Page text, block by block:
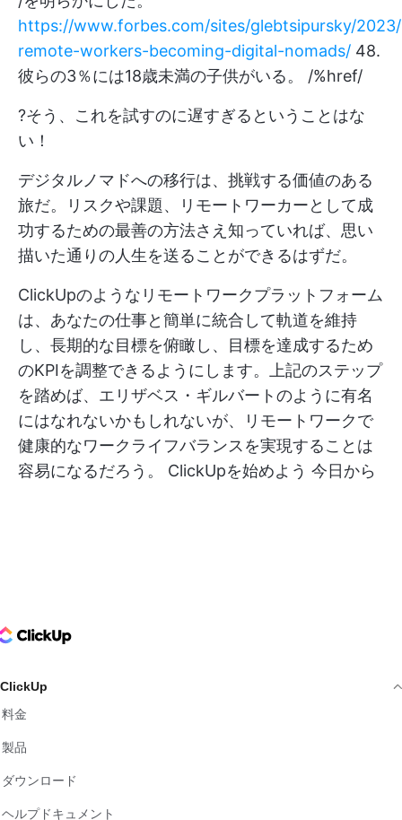
https://www.forbes.com/sites/glebtsipursky/
remote-workers-becoming-digital-nomads/ 48.
彼らの3％には18歳未満の子供がいる。 /%href/
?そう、これを試すのに遅すぎるということはな
い！
デジタルノマドへの移行は、挑戦する価値のある
旅だ。リスクや課題、リモートワーカーとして成
功するための最善の方法さえ知っていれば、思い
描いた通りの人生を送ることができるはずだ。
ClickUpのようなリモートワークプラットフォーム
は、あなたの仕事と簡単に統合して軌道を維持
し、長期的な目標を俯瞰し、目標を達成するため
のKPIを調整できるようにします。上記のステップ
を踏めば、エリザベス・ギルバートのように有名
にはなれないかもしれないが、リモートワークで
健康的なワークライフバランスを実現することは
容易になるだろう。 ClickUpを始めよう 今日から
Logo
ClickUp
料金
製品
ダウンロード
ヘルプドキュメント